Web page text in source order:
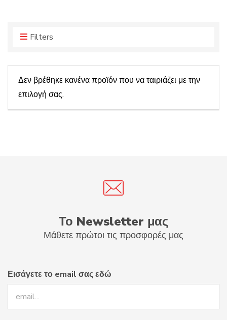
Filters
Δεν βρέθηκε κανένα προϊόν που να ταιριάζει με την
επιλογή σας.
Το Newsletter μας
Μάθετε πρώτοι τις προσφορές μας
Εισάγετε το email σας εδώ